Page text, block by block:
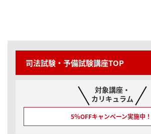
司法試験・予備試験講座TOP
対象講座・
カリキュラム
5％OFFキャンペーン実施中！